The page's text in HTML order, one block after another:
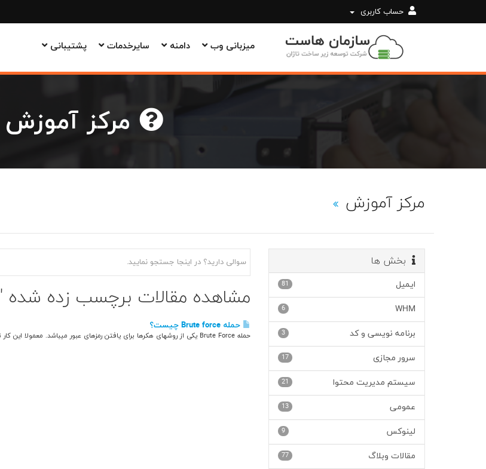
حساب کاربری
پشتیبانی سایرخدمات دامنه میزبانی وب
مرکز آموزش
بخش ها
81 ایمیل
6 WHM
3 برنامه نویسی و کد
17 سرور مجازی
21 سیستم مدیریت محتوا
13 عمومی
9 لینوکس
77 مقالات وبلاگ
مشاهده مقالات برچسب زده شده 'Brute force'
حمله Brute force چیست؟
حمله Brute Force یکی از روشهای هکرها برای یافتن رمزهای عبور میباشد. معمولا این کار توسط نرم افزار...